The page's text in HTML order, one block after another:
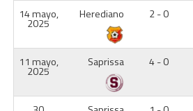
14 mayo,
2025
Herediano
2 - 0
11 mayo,
2025
Saprissa
4 - 0